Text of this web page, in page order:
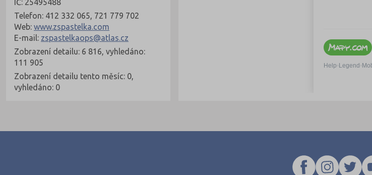
IČ: 25495488
Telefon: 412 332 065, 721 779 702
Web: www.zspastelka.com
E-mail: zspastelkaops@atlas.cz
Zobrazení detailu: 6 816, vyhledáno:
111 905
Zobrazení detailu tento měsíc: 0,
vyhledáno: 0